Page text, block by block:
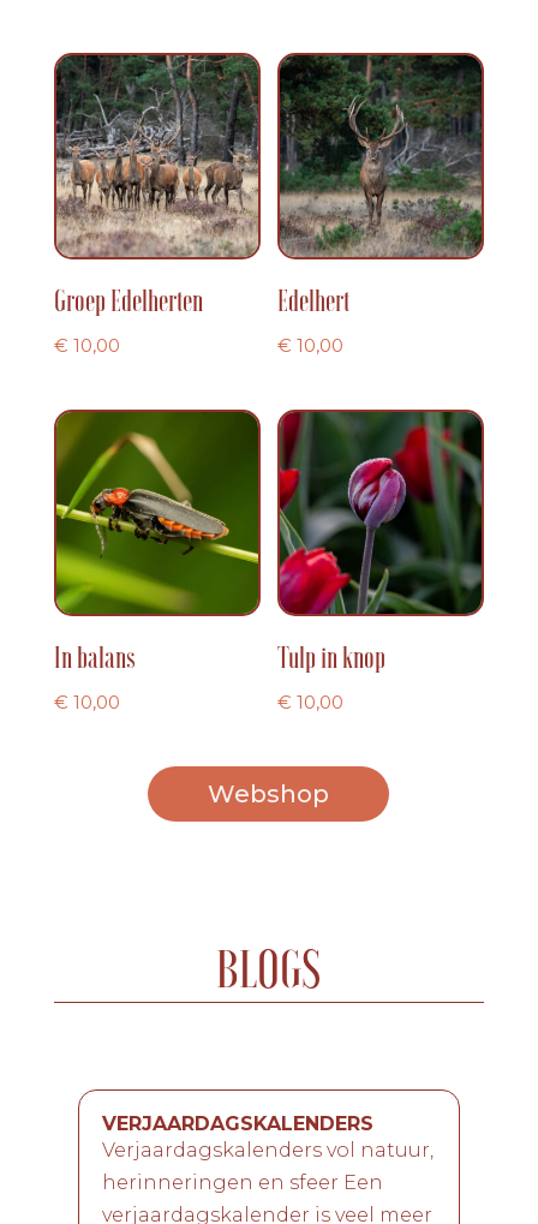
Groep Edelherten
€ 10,00
Edelhert
€ 10,00
In balans
€ 10,00
Tulp in knop
€ 10,00
Webshop
BLOGS
VERJAARDAGSKALENDERS
Verjaardagskalenders vol natuur,
herinneringen en sfeer Een
verjaardagskalender is veel meer